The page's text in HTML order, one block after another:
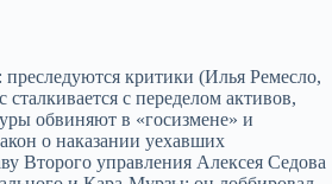
критики (Илья Ремесло,
с переделом активов,
обвиняют в «госизмене» и
о наказании уехавших
Второго управления Алексея Седова